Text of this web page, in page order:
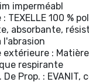
imperméabl
TEXELLE 100 %
absorbante,
l'abrasion
extérieure : Matière
respirante
De Prop. : EVANIT,